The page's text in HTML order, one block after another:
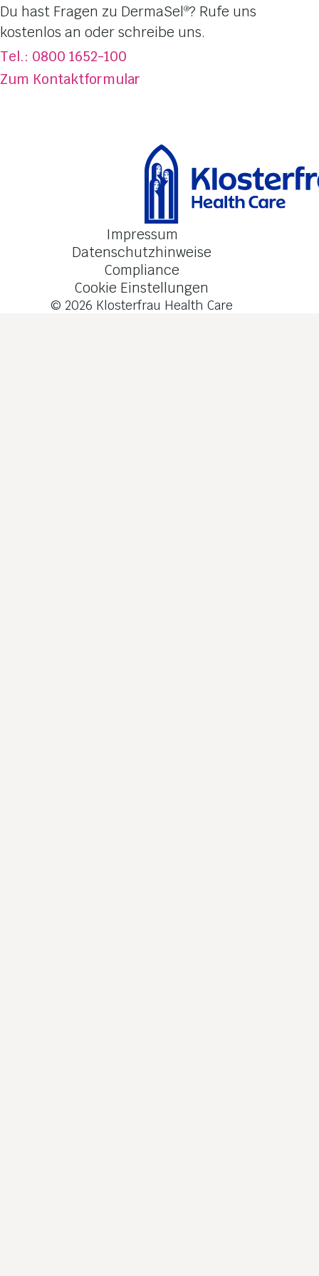
Dufterlebnisse
Totes Meer Salz
Über DermaSel
Jetzt kaufen
Du hast Fragen zu DermaSel®? Rufe uns
kostenlos an oder schreibe uns.
Tel.: 0800 1652-100
Zum Kontaktformular
Impressum
Datenschutzhinweise
Compliance
Cookie Einstellungen
© 2026 Klosterfrau Health Care